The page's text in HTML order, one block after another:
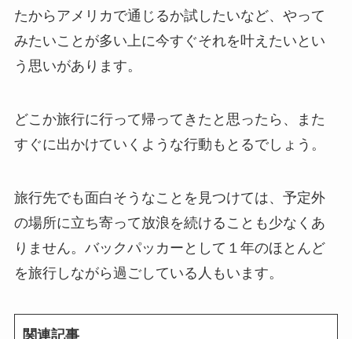
たからアメリカで通じるか試したいなど、やって
みたいことが多い上に今すぐそれを叶えたいとい
う思いがあります。
どこか旅行に行って帰ってきたと思ったら、また
すぐに出かけていくような行動もとるでしょう。
旅行先でも面白そうなことを見つけては、予定外
の場所に立ち寄って放浪を続けることも少なくあ
りません。バックパッカーとして１年のほとんど
を旅行しながら過ごしている人もいます。
関連記事